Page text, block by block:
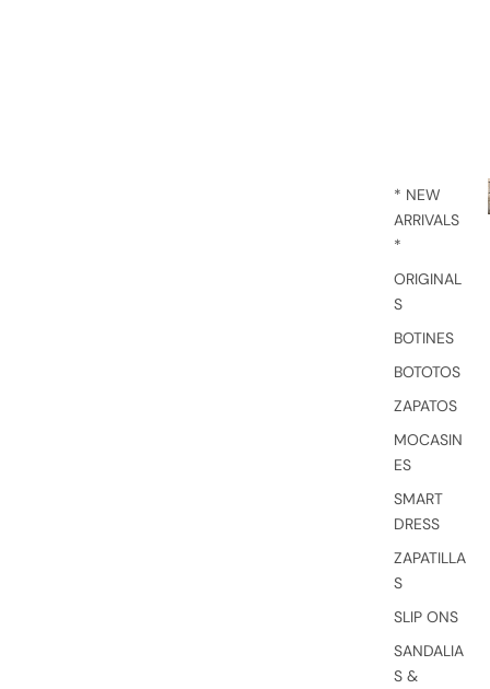
* NEW
ARRIVALS
*
ORIGINAL
S
BOTINES
BOTOTOS
ZAPATOS
MOCASIN
ES
SMART
DRESS
ZAPATILLA
S
SLIP ONS
SANDALIA
S &